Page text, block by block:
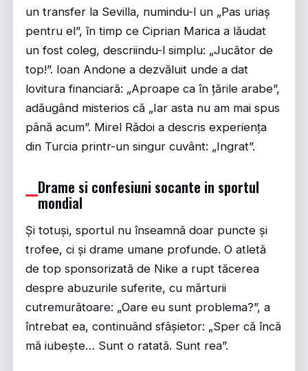
un transfer la Sevilla, numindu-l un „Pas uriaș
pentru el”, în timp ce Ciprian Marica a lăudat
un fost coleg, descriindu-l simplu: „Jucător de
top!”. Ioan Andone a dezvăluit unde a dat
lovitura financiară: „Aproape ca în țările arabe”,
adăugând misterios că „Iar asta nu am mai spus
până acum”. Mirel Rădoi a descris experiența
din Turcia printr-un singur cuvânt: „Ingrat”.
Drame si confesiuni socante in sportul
mondial
Și totuși, sportul nu înseamnă doar puncte și
trofee, ci și drame umane profunde. O atletă
de top sponsorizată de Nike a rupt tăcerea
despre abuzurile suferite, cu mărturii
cutremurătoare: „Oare eu sunt problema?”, a
întrebat ea, continuând sfâșietor: „Sper că încă
mă iubește… Sunt o ratată. Sunt rea”.